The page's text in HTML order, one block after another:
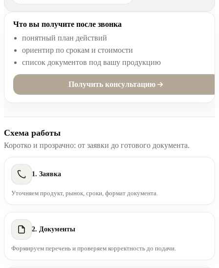
Что вы получите после звонка
понятный план действий
ориентир по срокам и стоимости
список документов под вашу продукцию
Получить консультацию
Схема работы
Коротко и прозрачно: от заявки до готового документа.
1. Заявка
Уточняем продукт, рынок, сроки, формат документа.
2. Документы
Формируем перечень и проверяем корректность до подачи.